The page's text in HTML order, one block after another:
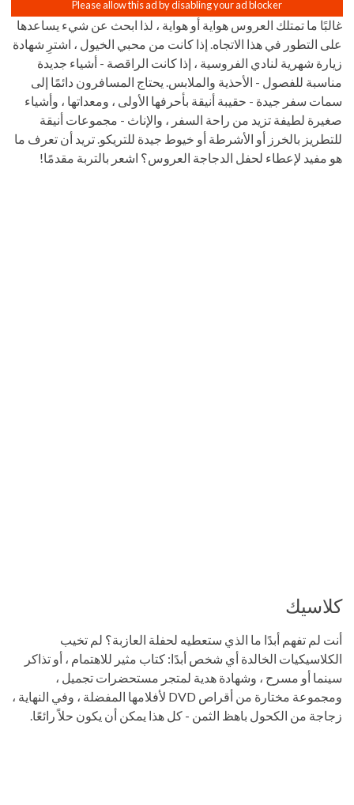
غالبًا ما تمتلك العروس هواية أو هواية ، لذا ابحث عن شيء يساعدها
على التطور في هذا الاتجاه. إذا كانت من محبي الخيول ، اشترِ شهادة
زيارة شهرية لنادي الفروسية ، إذا كانت الراقصة - أشياء جديدة
مناسبة للفصول - الأحذية والملابس. يحتاج المسافرون دائمًا إلى
سمات سفر جيدة - حقيبة أنيقة بأحرفها الأولى ، ومعداتها ، وأشياء
صغيرة لطيفة تزيد من راحة السفر ، والإناث - مجموعات أنيقة
للتطريز بالخرز أو الأشرطة أو خيوط جيدة للتريكو. تريد أن تعرف ما
هو مفيد لإعطاء لحفل الدجاجة العروس؟ اشعر بالتربة مقدمًا!
كلاسيك
أنت لم تفهم أبدًا ما الذي ستعطيه لحفلة العازبة؟ لم تخيب
الكلاسيكيات الخالدة أي شخص أبدًا: كتاب مثير للاهتمام ، أو تذاكر
سينما أو مسرح ، وشهادة هدية لمتجر مستحضرات تجميل ،
ومجموعة مختارة من أقراص DVD لأفلامها المفضلة ، وفي النهاية ،
زجاجة من الكحول باهظ الثمن - كل هذا يمكن أن يكون حلاً رائعًا.